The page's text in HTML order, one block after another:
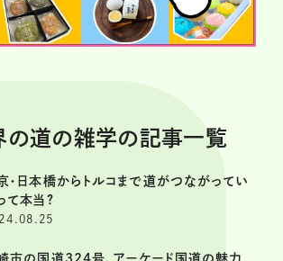
の道の雑学の記事一覧
・日本橋からトルコまで道がつながってい
て本当?
市の国道324号、アーケード国道の魅力